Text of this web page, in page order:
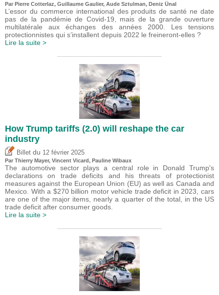
Par Pierre Cotterlaz, Guillaume Gaulier, Aude Sztulman, Deniz Ünal
L’essor du commerce international des produits de santé ne date
pas de la pandémie de Covid-19, mais de la grande ouverture
multilatérale aux échanges des années 2000. Les tensions
protectionnistes qui s’installent depuis 2022 le freineront-elles ?
Lire la suite >
How Trump tariffs (2.0) will reshape the car
industry
Billet du 12 février 2025
Par Thierry Mayer, Vincent Vicard, Pauline Wibaux
The automotive sector plays a central role in Donald Trump's
declarations on trade deficits and his threats of protectionist
measures against the European Union (EU) as well as Canada and
Mexico. With a $270 billion motor vehicle trade deficit in 2023, cars
are one of the major items, nearly a quarter of the total, in the US
trade deficit after consumer goods.
Lire la suite >